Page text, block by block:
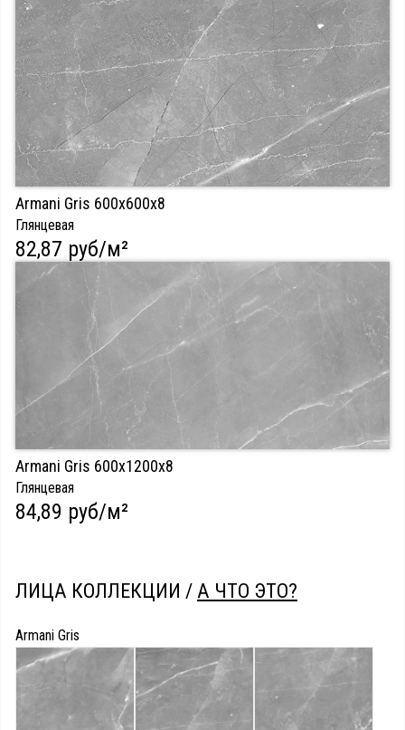
Armani Gris 600х600х8
Глянцевая
82,87 руб/м²
Armani Gris 600х1200х8
Глянцевая
84,89 руб/м²
ЛИЦА КОЛЛЕКЦИИ / А ЧТО ЭТО?
Armani Gris